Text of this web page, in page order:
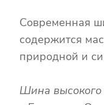
Современная
содержится
природной и
Шина высокого